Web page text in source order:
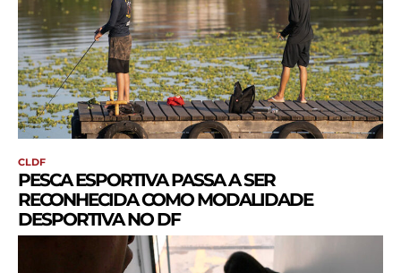
CLDF
PESCA ESPORTIVA PASSA A SER
RECONHECIDA COMO MODALIDADE
DESPORTIVA NO DF